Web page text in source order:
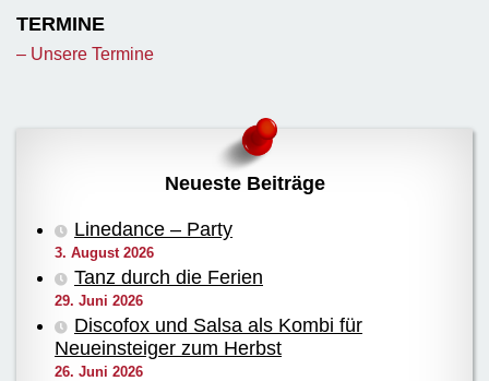
TERMINE
– Unsere Termine
Neueste Beiträge
Linedance – Party
3. August 2026
Tanz durch die Ferien
29. Juni 2026
Discofox und Salsa als Kombi für
Neueinsteiger zum Herbst
26. Juni 2026